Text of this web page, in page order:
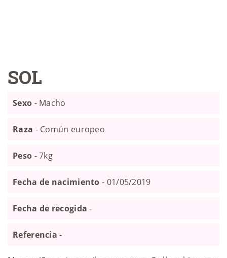
SOL
Sexo - Macho
Raza - Común europeo
Peso - 7kg
Fecha de nacimiento - 01/05/2019
Fecha de recogida -
Referencia -